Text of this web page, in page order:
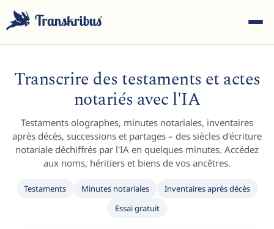
ESC
Commencez à taper pour rechercher parmi les modèles,
Transcrire des testaments et actes
notariés avec l'IA
Testaments olographes, minutes notariales, inventaires
après décès, successions et partages – des siècles d'écriture
notariale déchiffrés par l'IA en quelques minutes. Accédez
aux noms, héritiers et biens de vos ancêtres.
Testaments Minutes notariales
Inventaires après décès
Essai gratuit